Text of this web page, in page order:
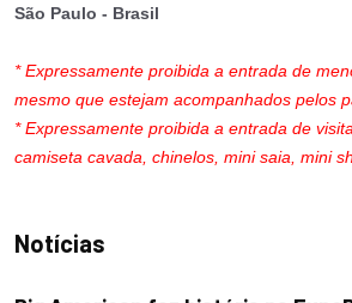
São Paulo - Brasil
* Expressamente proibida a entrada de
mesmo que estejam acompanhados pelos
* Expressamente proibida a entrada de
camiseta cavada, chinelos, mini saia, mini
Notícias